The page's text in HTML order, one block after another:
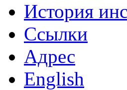
История
Ссылки
Адрес
English